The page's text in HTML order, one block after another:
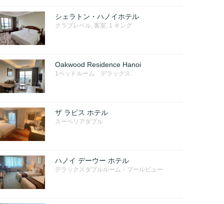
シェラトン・ハノイホテル
クラブレベル, 客室, 1 キング
Oakwood Residence Hanoi
1ベッドルーム デラックス
ザ ラピス ホテル
スーペリアダブル
ハノイ デーウー ホテル
デラックスダブルルーム・プールビュー